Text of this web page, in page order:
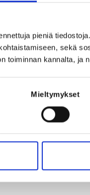
pieniä
sekä
toiminnan kannalta, ja
Mieltymykset
at 18:00